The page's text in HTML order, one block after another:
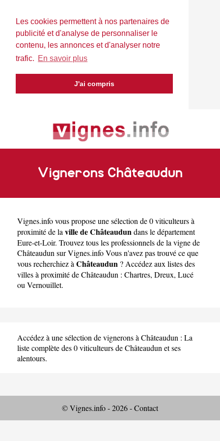
Les cookies permettent à nos partenaires de
publicité et d'analyse de personnaliser le
contenu, les annonces et d'analyser notre
trafic. En savoir plus
J'ai compris
Vignerons Châteaudun
Vignes.infovous propose une sélection de 0 viticulteurs à
proximité de la ville de Châteaudundans le département
Eure-et-Loir. Trouvez tous les professionnels de la vigne de
Châteaudun sur Vignes.info Vous n'avez pas trouvé ce que
vous recherchiez à Châteaudun ? Accédez aux listes des
villes à proximité de Châteaudun : Chartres, Dreux, Lucé
ou Vernouillet.
Accédez à une sélection de vignerons à Châteaudun : La
liste complète des 0 viticulteurs de Châteaudun et ses
alentours.
© Vignes.info - 2026 -Contact